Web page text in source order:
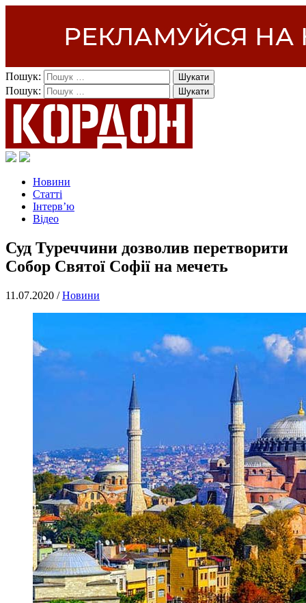
Пошук:
Пошук:
Новини
Статті
Інтерв’ю
Відео
Суд Туреччини дозволив перетворити
Собор Святої Софії на мечеть
11.07.2020 /Новини